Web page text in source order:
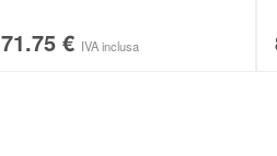
71.75 € IVA inclusa